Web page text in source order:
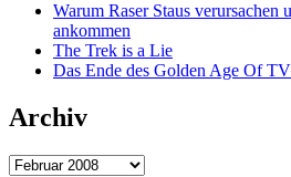
Warum Raser Staus verursachen
ankommen
The Trek is a Lie
Das Ende des Golden Age Of TV
Archiv
Archiv